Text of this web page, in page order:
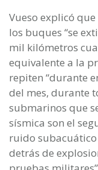
Vueso explicó
los buques “se
mil kilómetros
equivalente a la
repiten “durante
del mes, durante
submarinos que
sísmica son el
ruido
detrás de